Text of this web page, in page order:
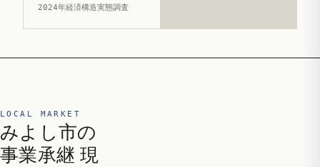
2024年経済構造実態調査
LOCAL MARKET
みよし市の
事業承継 現